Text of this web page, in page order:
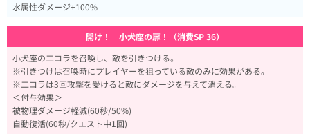
水属性ダメージ+100%
開け！ 小犬座の扉！（消費SP 36）
小犬座の二コラを召喚し、敵を引きつける。
※引きつけは召喚時にプレイヤーを狙っている敵のみに効果がある。
※二コラは3回攻撃を受けると敵にダメージを与えて消える。
＜付与効果＞
被物理ダメージ軽減(60秒/50%)
自動復活(60秒/クエスト中1回)